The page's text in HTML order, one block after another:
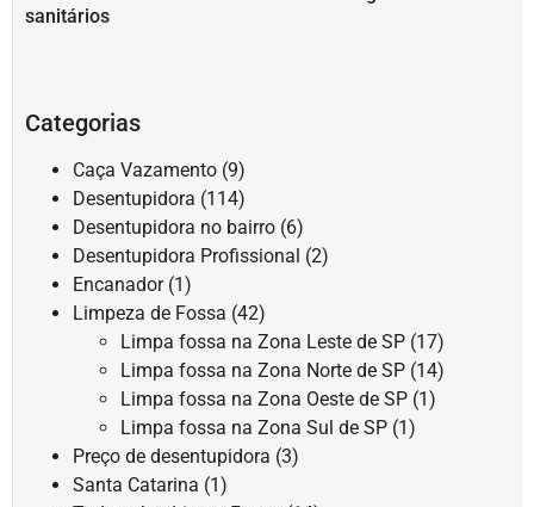
sanitários
Categorias
Caça Vazamento (9)
Desentupidora (114)
Desentupidora no bairro (6)
Desentupidora Profissional (2)
Encanador(1)
Limpeza de Fossa (42)
Limpa fossa na Zona Leste de SP (17)
Limpa fossa na Zona Norte de SP (14)
Limpa fossa na Zona Oeste de SP (1)
Limpa fossa na Zona Sul de SP (1)
Preço de desentupidora (3)
Santa Catarina (1)